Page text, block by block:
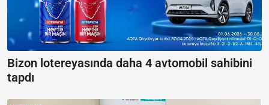
Bizon lotereyasında daha 4 avtomobil sahibini
tapdı